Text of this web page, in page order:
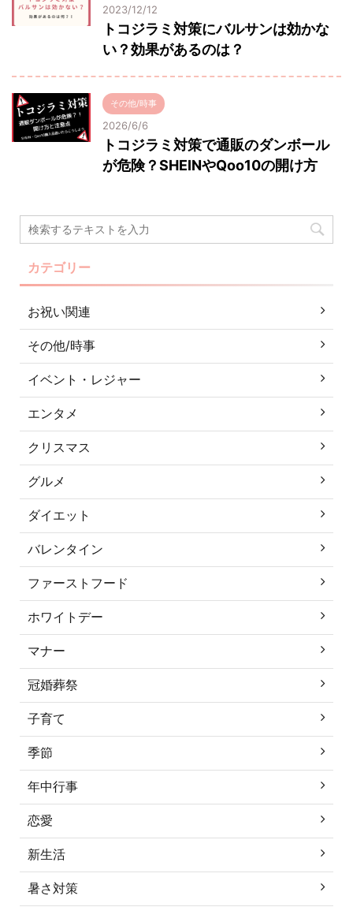
2023/12/12
トコジラミ対策にバルサンは効かな
い？効果があるのは？
その他/時事
2026/6/6
トコジラミ対策で通販のダンボール
が危険？SHEINやQoo10の開け方
カテゴリー
お祝い関連
その他/時事
イベント・レジャー
エンタメ
クリスマス
グルメ
ダイエット
バレンタイン
ファーストフード
ホワイトデー
マナー
冠婚葬祭
子育て
季節
年中行事
恋愛
新生活
暑さ対策